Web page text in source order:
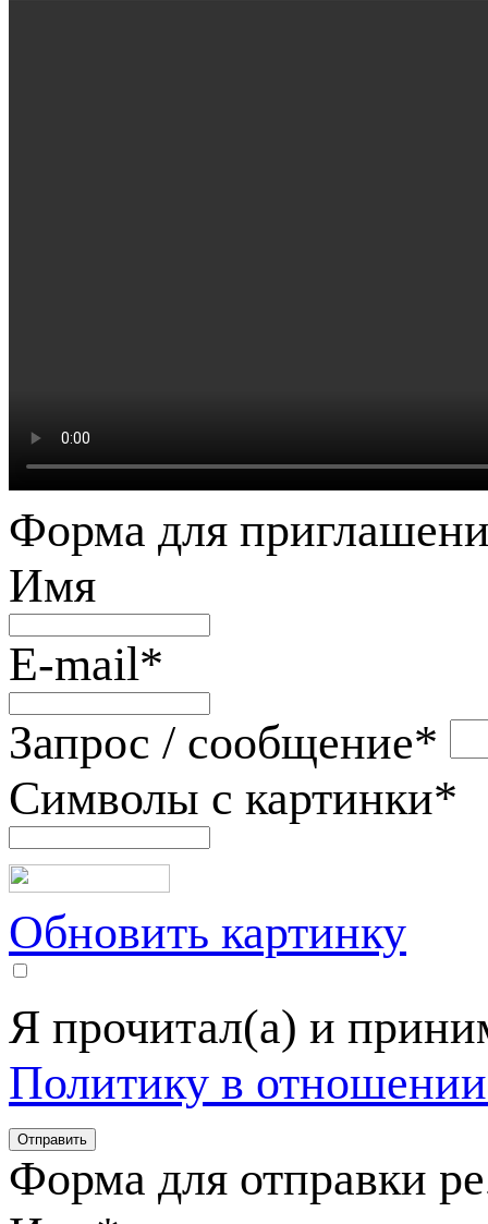
Форма для
Имя
E-mail*
Запрос / сообщение*
Символы с картинки*
Обновить картинку
Я прочитал(а) и
Политику в
Форма для отправки